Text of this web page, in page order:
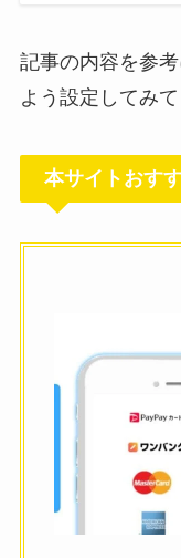
記事の内容を参
よう設定してみて
本サイトおす